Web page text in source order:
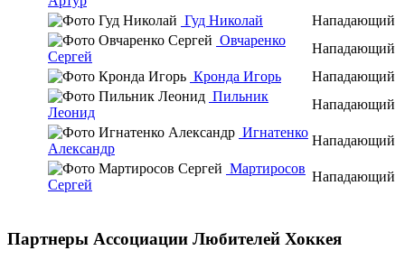
Гуд Николай
Нападающий
Овчаренко
Сергей
Нападающий
Кронда Игорь
Нападающий
Пильник
Леонид
Нападающий
Игнатенко
Александр
Нападающий
Мартиросов
Сергей
Нападающий
Партнеры Ассоциации Любителей Хоккея